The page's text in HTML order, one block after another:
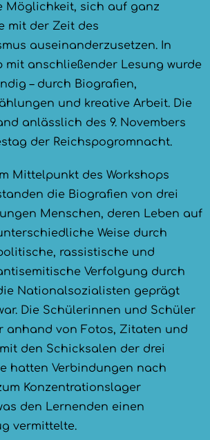
Möglichkeit, sich auf ganz
mit der Zeit des
auseinanderzusetzen. In
mit anschließender Lesung wurde
– durch Biografien,
und kreative Arbeit. Die
anlässlich des 9. Novembers
der Reichspogromnacht.
Im Mittelpunkt des Workshops
die Biografien von drei
Menschen, deren Leben auf
Weise durch
rassistische und
Verfolgung durch
Nationalsozialisten geprägt
Die Schülerinnen und Schüler
anhand von Fotos, Zitaten und
den Schicksalen der drei
hatten Verbindungen nach
Konzentrationslager
den Lernenden einen
vermittelte.